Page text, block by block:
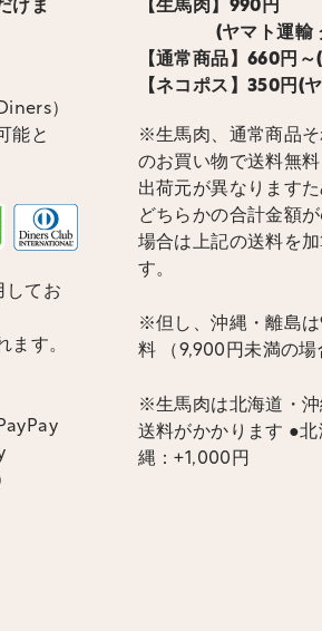
けま
）
能と
してお
ます。
【生馬肉】990円
(ヤマト運輸 ク
【通常商品】660円
【ネコポス】350円(
※生馬肉、通常商品
のお買い物で送料無
出荷元が異なります
どちらかの合計金額
場合は上記の送料を
す。
※但し、沖縄・離島
料 （9,900円未満の場
※生馬肉は北海道・
送料がかかります ●
縄：+1,000円